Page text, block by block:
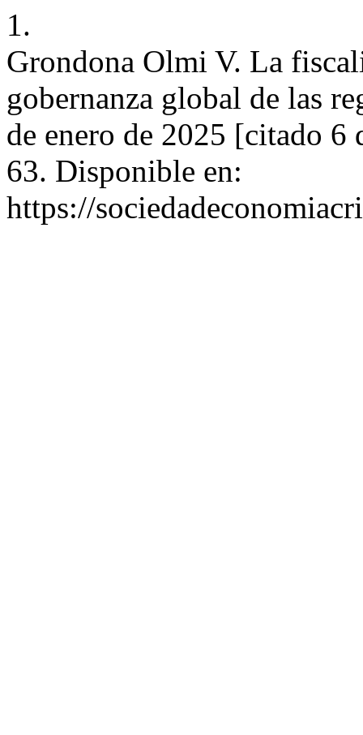
1.
Grondona Olmi V. La
gobernanza global de las
de enero de 2025 [citado
63. Disponible en:
https://